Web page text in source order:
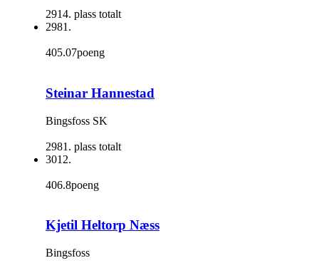
2914. plass totalt
2981.
405.07poeng
Steinar Hannestad
Bingsfoss SK
2981. plass totalt
3012.
406.8poeng
Kjetil Heltorp Næss
Bingsfoss